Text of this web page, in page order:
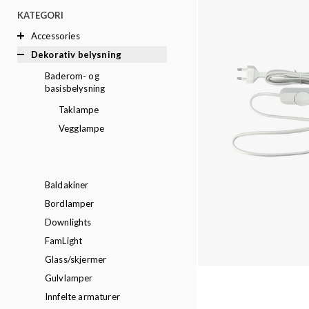
KATEGORI
Accessories
Dekorativ belysning
Baderom- og
basisbelysning
Taklampe
Vegglampe
Baldakiner
Bordlamper
Downlights
FamLight
Glass/skjermer
Gulvlamper
Innfelte armaturer